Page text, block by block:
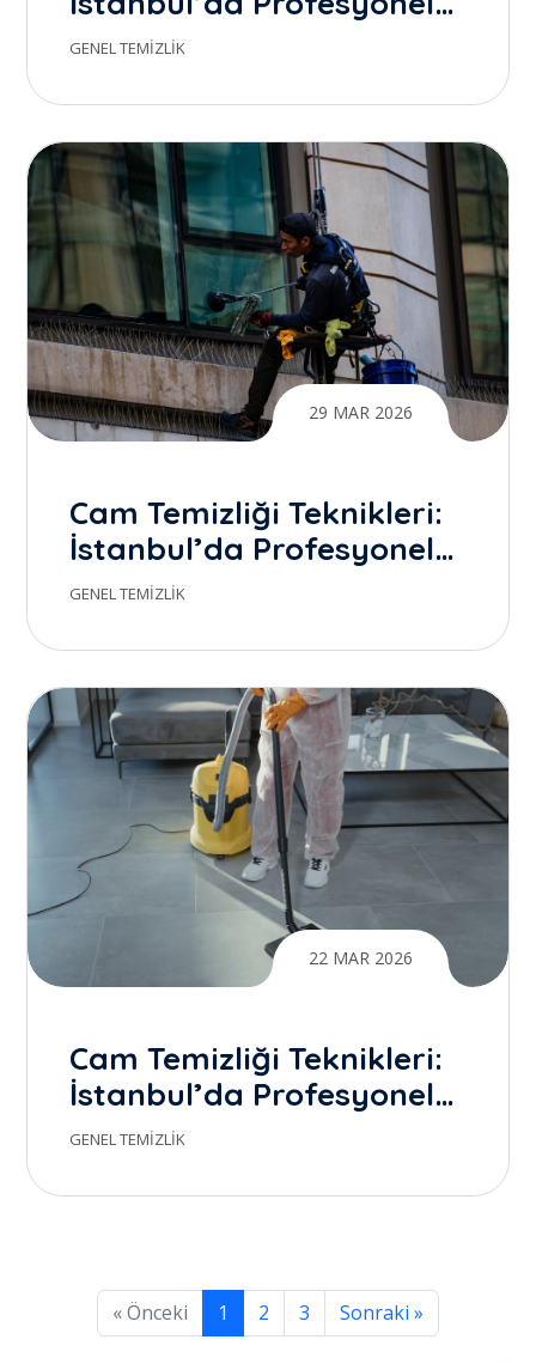
Temizlik ile Gerçek Farkı
GENEL TEMIZLIK
29 MAR 2026
Cam Temizliği Teknikleri:
İstanbul’da Profesyonel
Temizlik ile Gerçek Farkı
GENEL TEMIZLIK
22 MAR 2026
Cam Temizliği Teknikleri:
İstanbul’da Profesyonel
Temizlik ile Gerçek Farkı
GENEL TEMIZLIK
« Önceki 1 (mevcut)
2 3 Sonraki »